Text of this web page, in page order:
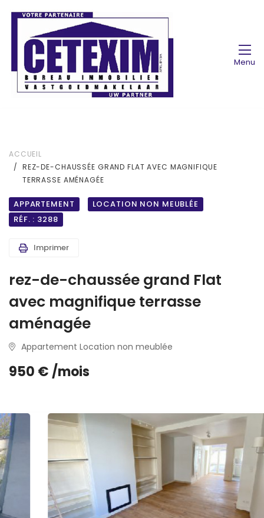
Menu
ACCUEIL
REZ-DE-CHAUSSÉE GRAND FLAT AVEC MAGNIFIQUE
TERRASSE AMÉNAGÉE
APPARTEMENT
LOCATION NON MEUBLÉE
RÉF. : 3288
Imprimer
rez-de-chaussée grand Flat
avec magnifique terrasse
aménagée
Appartement Location non meublée
950 € /mois